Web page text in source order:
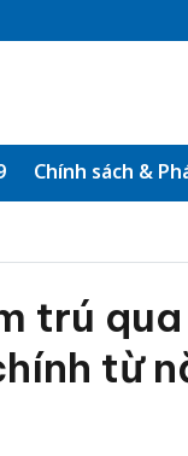
Chính sách &
trú
từ